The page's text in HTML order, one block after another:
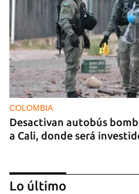
COLOMBIA
Desactivan autobús
a Cali, donde será
Lo último